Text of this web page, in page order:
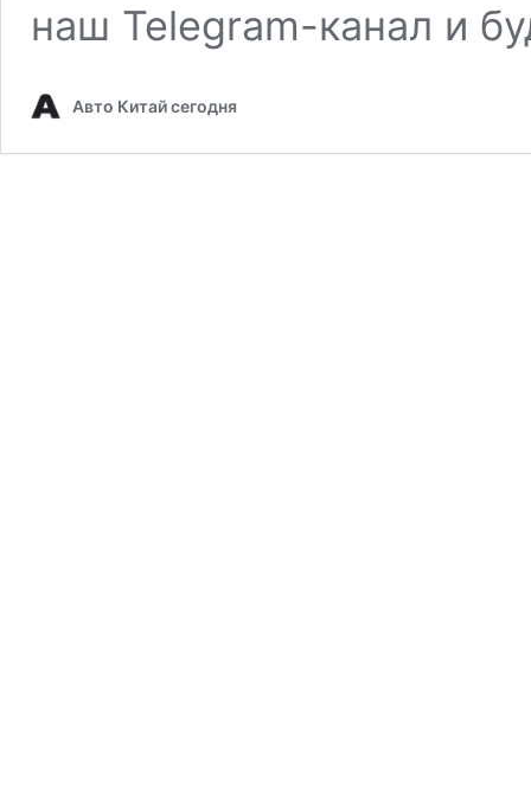
наш Telegram-канал и
Авто Китай сегодня